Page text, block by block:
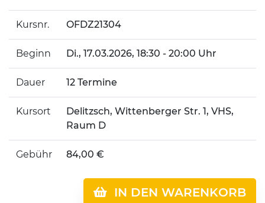
Kursnr. OFDZ21304
Beginn Di., 17.03.2026, 18:30 - 20:00 Uhr
Dauer 12 Termine
Kursort
Delitzsch, Wittenberger Str. 1, VHS,
Raum D
Gebühr 84,00 €
IN DEN WARENKORB